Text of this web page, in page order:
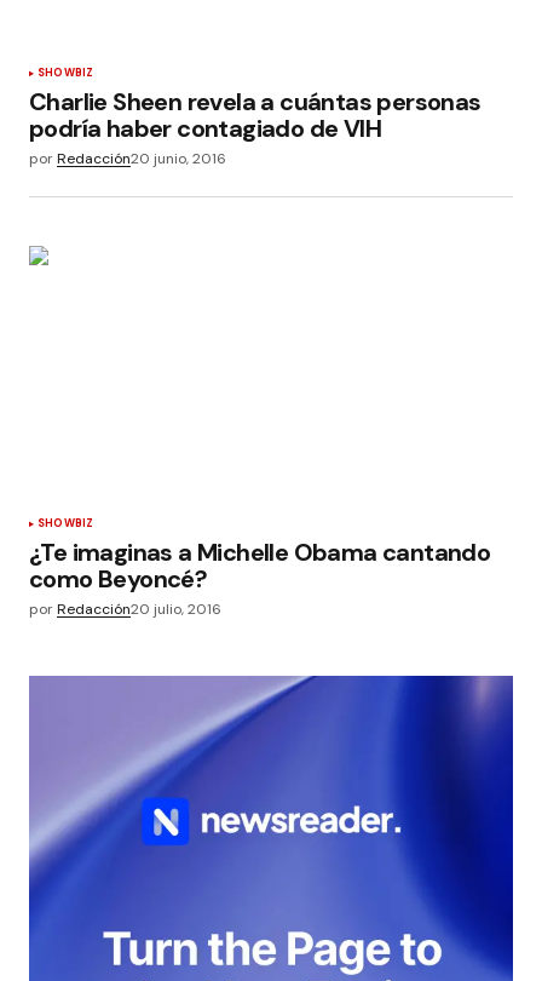
SHOWBIZ
Charlie Sheen revela a cuántas personas
podría haber contagiado de VIH
porRedacción20 junio, 2016
SHOWBIZ
¿Te imaginas a Michelle Obama cantando
como Beyoncé?
porRedacción20 julio, 2016